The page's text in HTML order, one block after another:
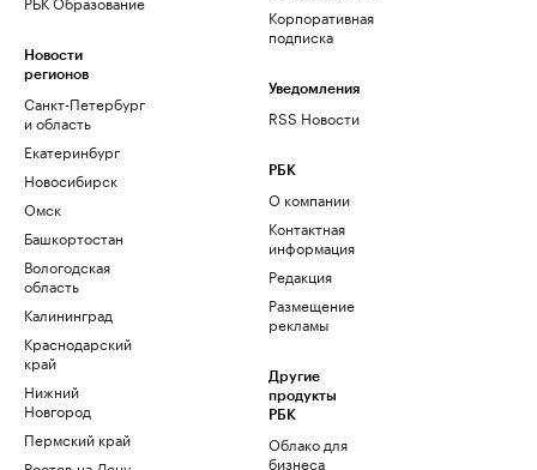
Новости
регионов
Санкт-Петербург
и область
Екатеринбург
Новосибирск
Омск
Башкортостан
Вологодская
область
Калининград
Краснодарский
край
Нижний
Новгород
Пермский край
Корпоративная
подписка
Уведомления
RSS Новости
РБК
О компании
Контактная
информация
Редакция
Размещение
рекламы
Другие
продукты
РБК
Облако для
бизнеса